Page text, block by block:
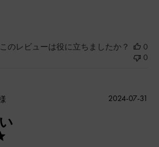
このレビューは役に立ちましたか？
0
0
2024-07-31